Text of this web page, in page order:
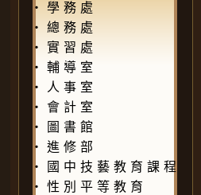
‧ 學務處
‧ 總務處
‧ 實習處
‧ 輔導室
‧
人事室
‧ 會計室
‧
圖書館
‧ 進修部
‧
國中技藝教育課程
‧ 性別平等教育